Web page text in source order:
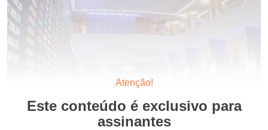
Atenção!
Este conteúdo é exclusivo para
assinantes